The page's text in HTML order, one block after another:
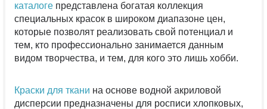
каталоге представлена богатая коллекция
специальных красок в широком диапазоне цен,
которые позволят реализовать свой потенциал и
тем, кто профессионально занимается данным
видом творчества, и тем, для кого это лишь хобби.
Краски для ткани на основе водной акриловой
дисперсии предназначены для росписи хлопковых,